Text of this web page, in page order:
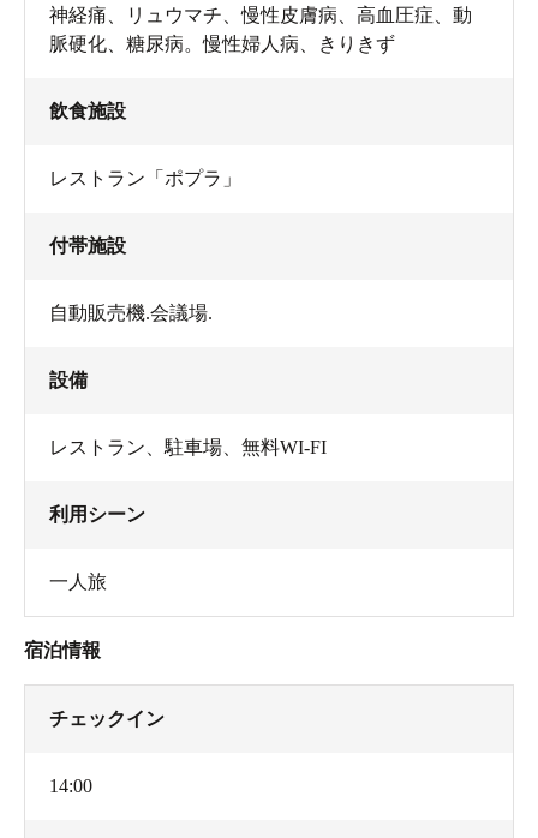
神経痛、リュウマチ、慢性皮膚病、高血圧症、動
脈硬化、糖尿病。慢性婦人病、きりきず
飲食施設
レストラン「ポプラ」
付帯施設
自動販売機.会議場.
設備
レストラン 駐車場 無料WI-FI
利用シーン
一人旅
宿泊情報
チェックイン
14:00